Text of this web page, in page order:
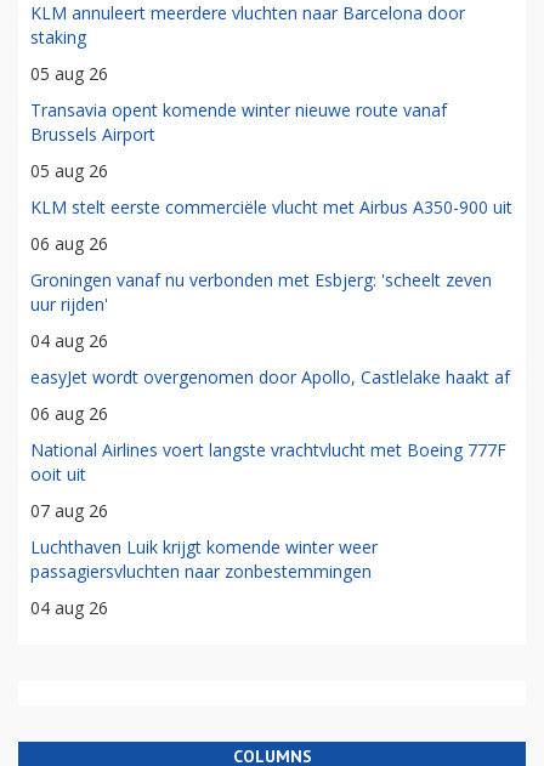
KLM annuleert meerdere vluchten naar Barcelona door
staking
05 aug 26
Transavia opent komende winter nieuwe route vanaf
Brussels Airport
05 aug 26
KLM stelt eerste commerciële vlucht met Airbus A350-900 uit
06 aug 26
Groningen vanaf nu verbonden met Esbjerg: 'scheelt zeven
uur rijden'
04 aug 26
easyJet wordt overgenomen door Apollo, Castlelake haakt af
06 aug 26
National Airlines voert langste vrachtvlucht met Boeing 777F
ooit uit
07 aug 26
Luchthaven Luik krijgt komende winter weer
passagiersvluchten naar zonbestemmingen
04 aug 26
COLUMNS